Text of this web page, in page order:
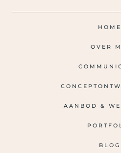
HOME
OVER
AANBOD &
BLOG